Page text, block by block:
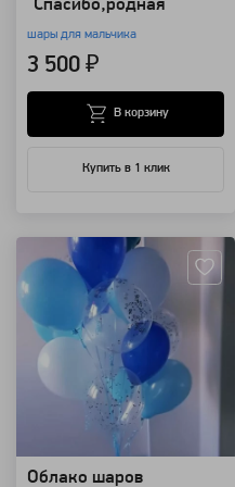
"Спасибо,родная"
шары для мальчика
3 500 ₽
Купить в 1 клик
В корзину
Облако шаров